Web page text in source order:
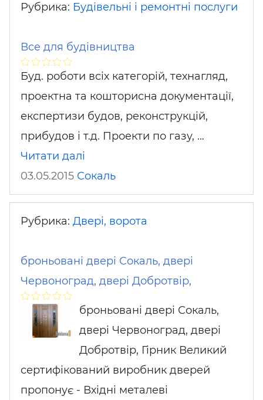
Рубрика: Будівельні і ремонтні послуги
Все для будівництва
Буд. роботи всіх категорій, технагляд,
проектна та кошторисна документації,
експертизи будов, реконструкцій,
прибудов і т.д. Проекти по газу, …
Читати далі
03.05.2015 Сокаль
Рубрика: Двері, ворота
броньовані двері Сокаль, двері
Червоноград, двері Добротвір,
броньовані двері Сокаль,
двері Червоноград, двері
Добротвір, Гірник Великий
сертифікований виробник дверей
пропонує - Вхідні металеві